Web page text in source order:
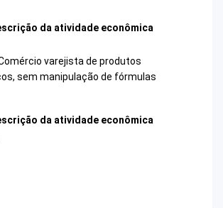
da atividade econômica
varejista de produtos
sem manipulação de fórmulas
da atividade econômica